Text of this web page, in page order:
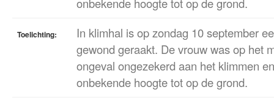
Toelichting:
In klimhal is op zondag 10 september
gewond geraakt. De vrouw was op het
ongeval ongezekerd aan het klimmen
onbekende hoogte tot op de grond.